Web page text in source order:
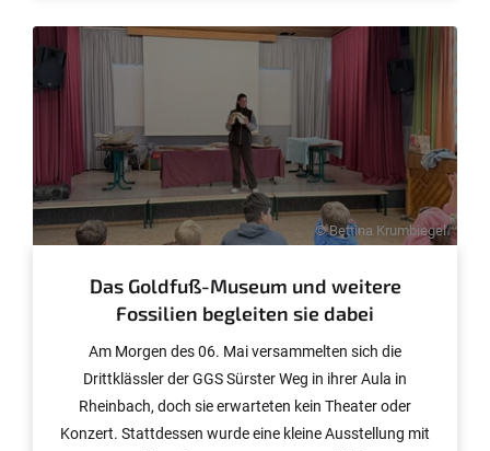
© Bettina Krumbiegel
Das Goldfuß-Museum und weitere
Fossilien begleiten sie dabei
Am Morgen des 06. Mai versammelten sich die
Drittklässler der GGS Sürster Weg in ihrer Aula in
Rheinbach, doch sie erwarteten kein Theater oder
Konzert. Stattdessen wurde eine kleine Ausstellung mit